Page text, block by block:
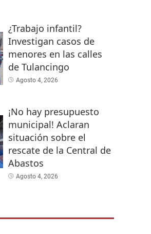
¿Trabajo infantil?
Investigan casos de
menores en las calles
de Tulancingo
Agosto 4, 2026
¡No hay presupuesto
municipal! Aclaran
situación sobre el
rescate de la Central de
Abastos
Agosto 4, 2026